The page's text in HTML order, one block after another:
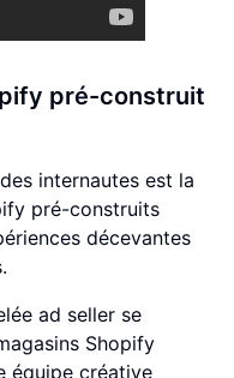
pré-construit
internautes est la
pré-construits
décevantes
ad seller se
Shopify
équipe créative